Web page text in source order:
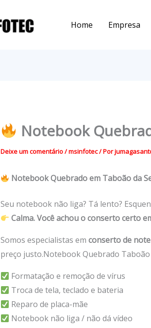
Home Empresa
Notebook
Deixe um comentário/msinfotec/ Por
Notebook Quebrado em Taboão da
Seu notebook não liga? Tá lento?
Calma. Você achou o conserto certo
Somos especialistas em conserto de
preço justo.Notebook Quebrado Taboão
Formatação e remoção de vírus
Troca de tela, teclado e bateria
Reparo de placa-mãe
Notebook não liga / não dá vídeo